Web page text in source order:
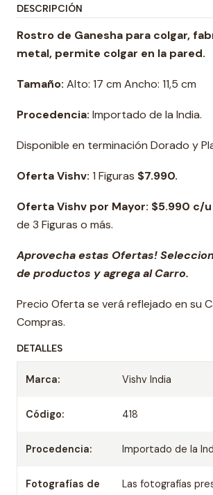
DESCRIPCIÓN
Rostro de Ganesha para colgar,
metal, permite colgar en la pared.
Tamaño: Alto: 17 cm Ancho: 11,5 cm
Procedencia: Importado de la India.
Disponible en terminación Dorado y
Oferta Vishv: 1 Figuras $7.990.
Oferta Vishv por Mayor: $5.990 c/u
de 3 Figuras o más.
Aprovecha estas Ofertas!
de productos y agrega al Carro.
Precio Oferta se verá reflejado en su
Compras.
DETALLES
Marca: Vishv India
Código: 418
Procedencia: Importado de la
Fotografías de
Las fotografías